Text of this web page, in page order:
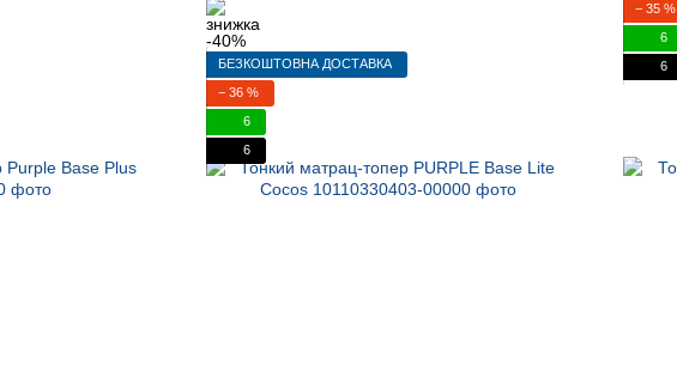
БЕЗКОШТОВНА ДОСТАВКА
− 36 %
6
6
− 35 %
6
6